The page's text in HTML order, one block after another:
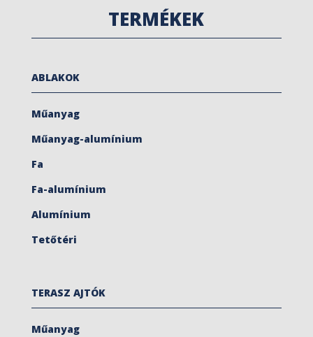
TERMÉKEK
ABLAKOK
Műanyag
Műanyag-alumínium
Fa
Fa-alumínium
Alumínium
Tetőtéri
TERASZ AJTÓK
Műanyag